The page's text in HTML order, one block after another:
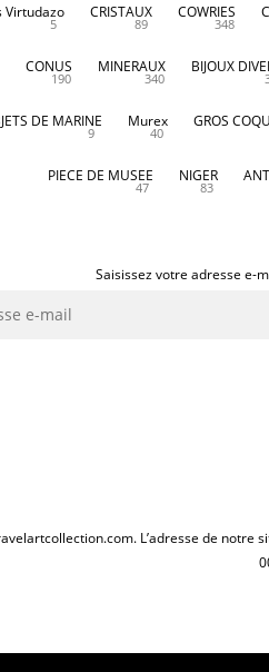
Virtudazo
5
CRISTAUX
89
COWRIES
348
CONUS
190
MINERAUX
340
BIJOUX
DE MARINE
9
Murex
40
GROS
PIECE DE MUSEE
47
NIGER
83
Saisissez votre adresse e-
L’adresse de notre